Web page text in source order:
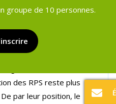
groupe de 10 personnes.
l’orga
dynamiques collectiv
globale.
des RPS reste plus
par leur position, le